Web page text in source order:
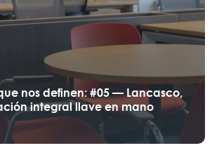
nos definen: #05 — Lancasco,
integral llave en mano